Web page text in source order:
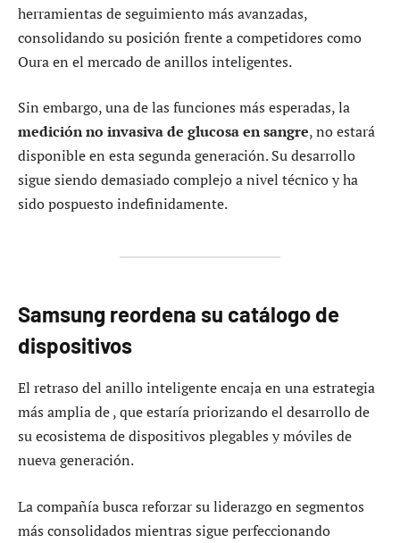
herramientas de seguimiento más avanzadas,
consolidando su posición frente a competidores como
Oura en el mercado de anillos inteligentes.
Sin embargo, una de las funciones más esperadas, la
medición no invasiva de glucosa en sangre, no estará
disponible en esta segunda generación. Su desarrollo
sigue siendo demasiado complejo a nivel técnico y ha
sido pospuesto indefinidamente.
Samsung reordena su catálogo de
dispositivos
El retraso del anillo inteligente encaja en una estrategia
más amplia de , que estaría priorizando el desarrollo de
su ecosistema de dispositivos plegables y móviles de
nueva generación.
La compañía busca reforzar su liderazgo en segmentos
más consolidados mientras sigue perfeccionando